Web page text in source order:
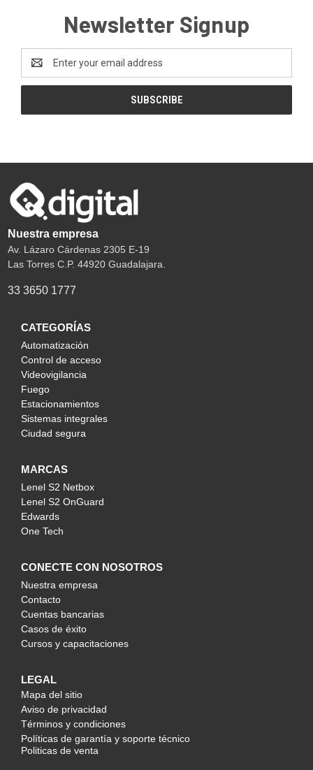
Newsletter Signup
Email
Address
Nuestra empresa
Av. Lázaro Cárdenas 2305 E-19
Las Torres C.P. 44920 Guadalajara.
33 3650 1777
CATEGORÍAS
Automatización
Control de acceso
Videovigilancia
Fuego
Estacionamientos
Sistemas integrales
Ciudad segura
MARCAS
Lenel S2 Netbox
Lenel S2 OnGuard
Edwards
One Tech
CONECTE CON NOSOTROS
Nuestra empresa
Contacto
Cuentas bancarias
Casos de éxito
Cursos y capacitaciones
LEGAL
Mapa del sitio
Aviso de privacidad
Términos y condiciones
Políticas de garantía y soporte técnico
Politicas de venta